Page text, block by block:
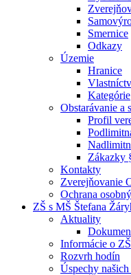
Smernice
Odkazy
Územie
Hranice
Kategórie
Obstarávanie a
Profil
Zákazky
Kontakty
Zverejňovanie
Ochrana
ZŠ s MŠ Štefana
Aktuality
Informácie o ZŠ
Rozvrh hodín
Úspechy